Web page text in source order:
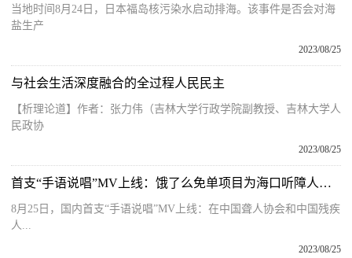
当地时间8月24日，日本福岛核污染水启动排海。该事件是否会对海
盐生产
2023/08/25
与社会生活深度融合的全过程人民民主
【析理论道】作者：张力伟（吉林大学行政学院副教授、吉林大学人
民政协
2023/08/25
首支“手语说唱”MV上线：饿了么免单项目为海口听障人圆梦 让“梦想无障碍”
8月25日，国内首支“手语说唱”MV上线：在中国聋人协会和中国残疾
人...
2023/08/25